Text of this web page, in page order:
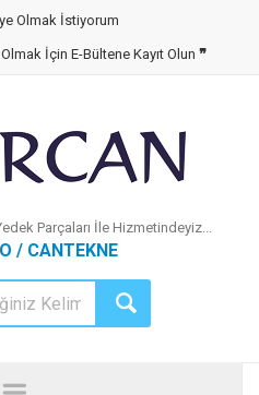
Olmak İstiyorum
İçin E-Bültene Kayıt Olun ❞
Parçaları İle Hizmetindeyiz...
/ CANTEKNE